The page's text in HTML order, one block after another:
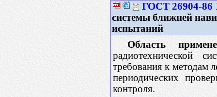
ГОСТ 26904-86
системы ближней
испытаний
Область
радиотехнической
требования к методам
периодических
контроля.